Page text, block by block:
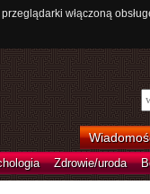
włączoną
Zdrowie/uroda